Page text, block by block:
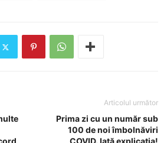
Articolul următor
Prima zi cu un număr sub
100 de noi îmbolnăviri